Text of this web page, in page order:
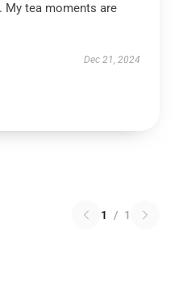
My tea moments are
Dec 21, 2024
1 / 1